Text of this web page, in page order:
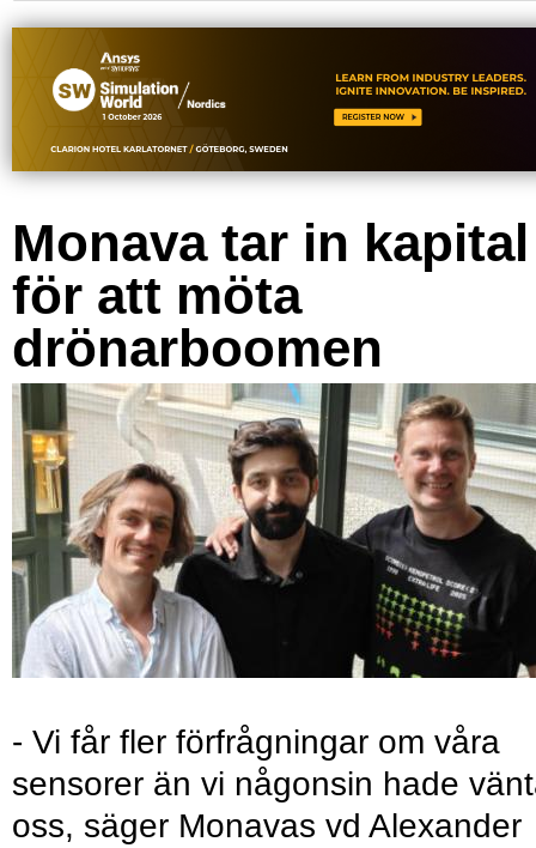
Monava tar in kapital
för att möta
drönarboomen
- Vi får fler förfrågningar om våra
sensorer än vi någonsin hade
oss, säger Monavas vd Alexander